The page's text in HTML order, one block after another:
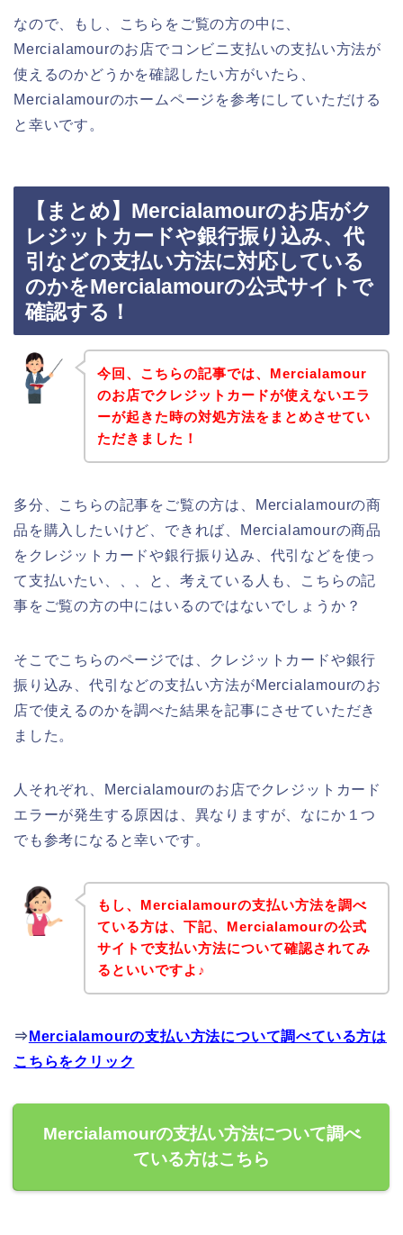
なので、もし、こちらをご覧の方の中に、
Mercialamourのお店でコンビニ支払いの支払い方法が
使えるのかどうかを確認したい方がいたら、
Mercialamourのホームページを参考にしていただける
と幸いです。
【まとめ】Mercialamourのお店がク
レジットカードや銀行振り込み、代
引などの支払い方法に対応している
のかをMercialamourの公式サイトで
確認する！
今回、こちらの記事では、Mercialamour
のお店でクレジットカードが使えないエラ
ーが起きた時の対処方法をまとめさせてい
ただきました！
多分、こちらの記事をご覧の方は、Mercialamourの商
品を購入したいけど、できれば、Mercialamourの商品
をクレジットカードや銀行振り込み、代引などを使っ
て支払いたい、、、と、考えている人も、こちらの記
事をご覧の方の中にはいるのではないでしょうか？
そこでこちらのページでは、クレジットカードや銀行
振り込み、代引などの支払い方法がMercialamourのお
店で使えるのかを調べた結果を記事にさせていただき
ました。
人それぞれ、Mercialamourのお店でクレジットカード
エラーが発生する原因は、異なりますが、なにか１つ
でも参考になると幸いです。
もし、Mercialamourの支払い方法を調べ
ている方は、下記、Mercialamourの公式
サイトで支払い方法について確認されてみ
るといいですよ♪
⇒ Mercialamourの支払い方法について調べている方は
こちらをクリック
Mercialamourの支払い方法について調べ
ている方はこちら